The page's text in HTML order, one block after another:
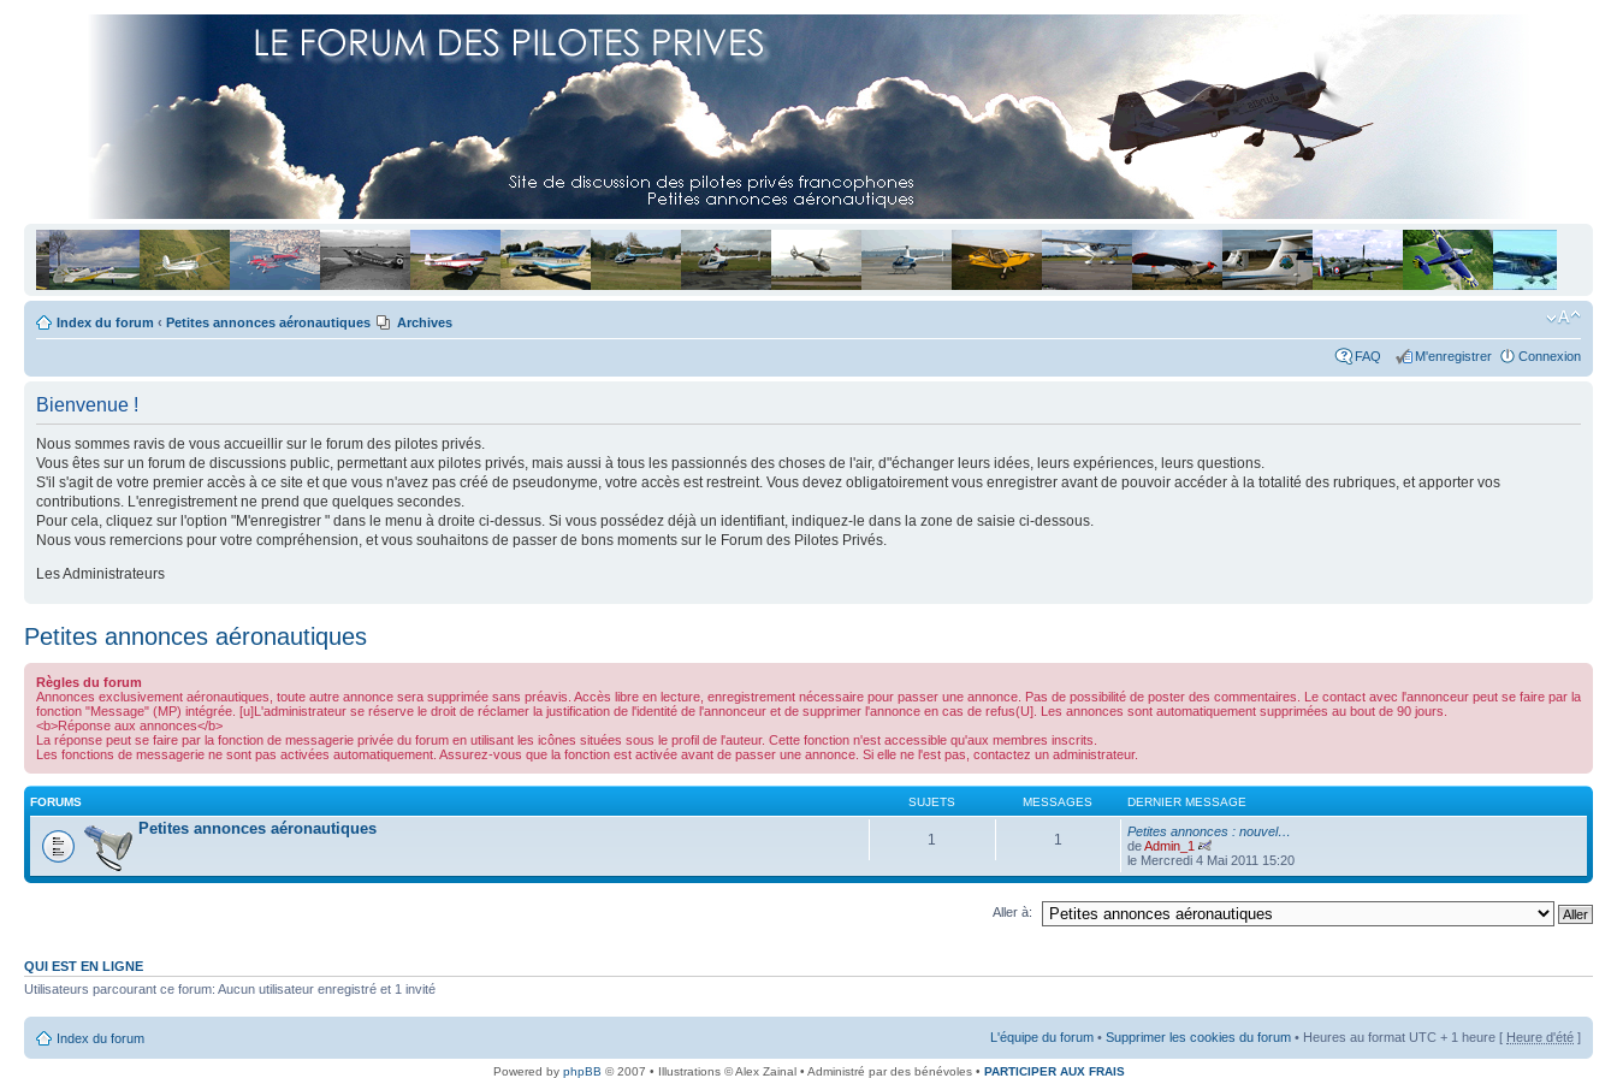
Index du forum ‹ Petites annonces aéronautiques Archives
FAQ M'enregistrer Connexion
Bienvenue !
Nous sommes ravis de vous accueillir sur le forum des pilotes privés.
Vous êtes sur un forum de discussions public, permettant aux pilotes privés, mais aussi à tous les passionnés des choses de l'air, d"échanger leurs idées, leurs expériences, leurs questions.
S'il s'agit de votre premier accès à ce site et que vous n'avez pas créé de pseudonyme, votre accès est restreint. Vous devez obligatoirement vous enregistrer avant de pouvoir accéder à la totalité des rubriques, et apporter vos
contributions. L'enregistrement ne prend que quelques secondes.
Pour cela, cliquez sur l'option "M'enregistrer " dans le menu à droite ci-dessus. Si vous possédez déjà un identifiant, indiquez-le dans la zone de saisie ci-dessous.
Nous vous remercions pour votre compréhension, et vous souhaitons de passer de bons moments sur le Forum des Pilotes Privés.
Les Administrateurs
Petites annonces aéronautiques
Règles du forum
Annonces exclusivement aéronautiques, toute autre annonce sera supprimée sans préavis. Accès libre en lecture, enregistrement nécessaire pour passer une annonce. Pas de possibilité de poster des commentaires. Le contact avec l'annonceur peut se faire par la
fonction "Message" (MP) intégrée. [u]L'administrateur se réserve le droit de réclamer la justification de l'identité de l'annonceur et de supprimer l'annonce en cas de refus(U]. Les annonces sont automatiquement supprimées au bout de 90 jours.
<b>Réponse aux annonces</b>
La réponse peut se faire par la fonction de messagerie privée du forum en utilisant les icônes situées sous le profil de l'auteur. Cette fonction n'est accessible qu'aux membres inscrits.
Les fonctions de messagerie ne sont pas activées automatiquement. Assurez-vous que la fonction est activée avant de passer une annonce. Si elle ne l'est pas, contactez un administrateur.
FORUMS SUJETS MESSAGES DERNIER MESSAGE
Petites annonces aéronautiques
1 1
Petites annonces : nouvel…
deAdmin_1
le Mercredi 4 Mai 2011 15:20
Aller à:
QUI EST EN LIGNE
Utilisateurs parcourant ce forum: Aucun utilisateur enregistré et 1 invité
Index du forum L'équipe du forum • Supprimer les cookies du forum • Heures au format UTC + 1 heure [ Heure d'été ]
Powered by phpBB © 2007 • Illustrations © Alex Zainal • Administré par des bénévoles • PARTICIPER AUX FRAIS